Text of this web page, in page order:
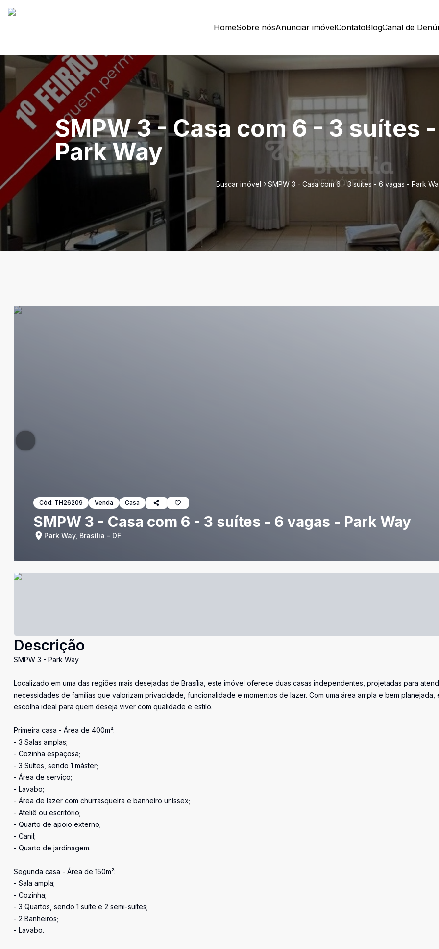
HomeSobre nósAnunciar imóvelContatoBlogCanal de
SMPW 3 - Casa com 6 - 3 suítes
Park Way
Buscar imóvel SMPW 3 - Casa com 6 - 3 suítes - 6 vagas - Park
Cód: TH26209 Venda Casa
SMPW 3 - Casa com 6 - 3 suítes - 6 vagas - Park Way
Park Way, Brasília - DF
Descrição
SMPW 3 - Park Way
Localizado em uma das regiões mais desejadas de Brasília, este imóvel oferece duas casas independentes, projetadas para
necessidades de famílias que valorizam privacidade, funcionalidade e momentos de lazer. Com uma área ampla e bem planejada,
escolha ideal para quem deseja viver com qualidade e estilo.
Primeira casa - Área de 400m²:
- 3 Salas amplas;
- Cozinha espaçosa;
- 3 Suítes, sendo 1 máster;
- Área de serviço;
- Lavabo;
- Área de lazer com churrasqueira e banheiro unissex;
- Ateliê ou escritório;
- Quarto de apoio externo;
- Canil;
- Quarto de jardinagem.
Segunda casa - Área de 150m²:
- Sala ampla;
- Cozinha;
- 3 Quartos, sendo 1 suíte e 2 semi-suítes;
- 2 Banheiros;
- Lavabo.